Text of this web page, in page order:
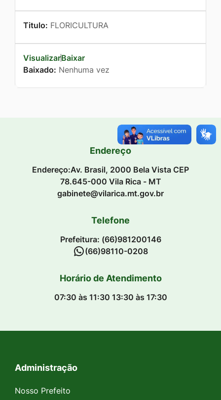
Titulo: FLORICULTURA
VisualizarBaixar
Baixado: Nenhuma vez
Endereço
Endereço:Av. Brasil, 2000 Bela Vista CEP
78.645-000 Vila Rica - MT
gabinete@vilarica.mt.gov.br
Telefone
Prefeitura: (66)981200146
(66)98110-0208
Horário de Atendimento
07:30 às 11:30 13:30 às 17:30
Seção do Rodapé e Contato
Administração
Nosso Prefeito